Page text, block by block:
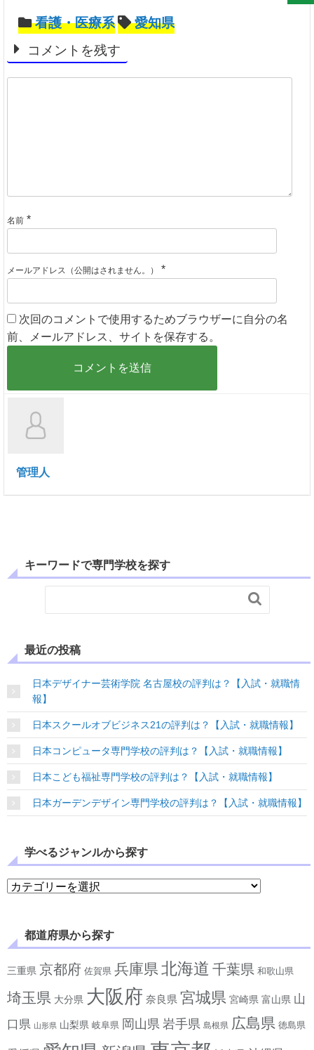
看護・医療系
愛知県
コメントを残す
名前 *
メールアドレス（公開はされません。） *
次回のコメントで使用するためブラウザーに自分の名
前、メールアドレス、サイトを保存する。
管理人
キーワードで専門学校を探す

最近の投稿
日本デザイナー芸術学院 名古屋校の評判は？【入試・就職情
報】
日本スクールオブビジネス21の評判は？【入試・就職情報】
日本コンピュータ専門学校の評判は？【入試・就職情報】
日本こども福祉専門学校の評判は？【入試・就職情報】
日本ガーデンデザイン専門学校の評判は？【入試・就職情報】
学べるジャンルから探す
学べるジャンルから探す
都道府県から探す
三重県 京都府 佐賀県 兵庫県 北海道 千葉県 和歌山県
埼玉県 大分県 大阪府 奈良県 宮城県 宮崎県 富山県 山
口県 山形県 山梨県 岐阜県 岡山県 岩手県 島根県 広島県 徳島県